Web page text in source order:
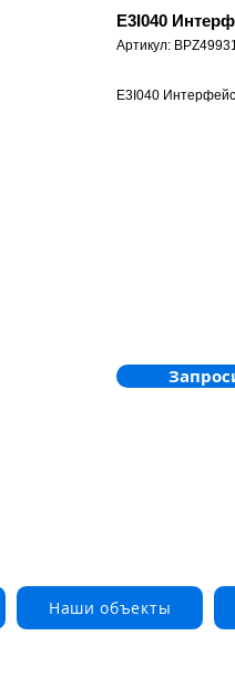
E3I040
Артикул:
E3I040
Наши объекты